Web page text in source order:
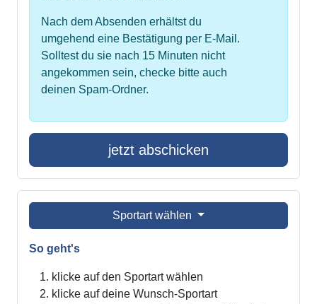
Nach dem Absenden erhältst du
umgehend eine Bestätigung per E-Mail.
Solltest du sie nach 15 Minuten nicht
angekommen sein, checke bitte auch
deinen Spam-Ordner.
jetzt abschicken
Sportart wählen
So geht's
klicke auf den Sportart wählen
klicke auf deine Wunsch-Sportart